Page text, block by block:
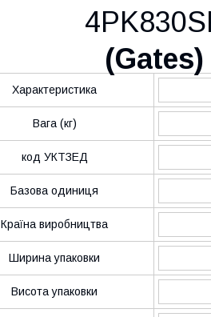
(Gates)
Характеристика
Вага (кг)
код УКТЗЕД
Базова одиниця
Країна виробництва
Ширина упаковки
Висота упаковки